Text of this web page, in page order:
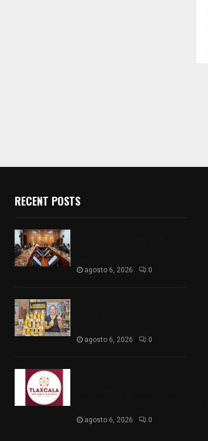
RECENT POSTS
agosto 6, 2026 0
agosto 6, 2026 0
agosto 6, 2026 0